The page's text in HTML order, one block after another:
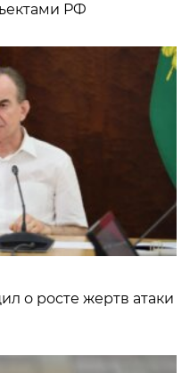
РФ
о росте жертв атаки